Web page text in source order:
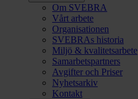
Om SVEBRA
Vårt arbete
Organisationen
SVEBRAs historia
Miljö & kvalitetsarbete
Samarbetspartners
Avgifter och Priser
Nyhetsarkiv
Kontakt